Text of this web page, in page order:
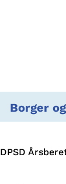
Borger
DPSD